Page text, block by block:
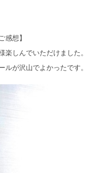
感想】
楽しんでいただけました。
ルが沢山でよかったです。